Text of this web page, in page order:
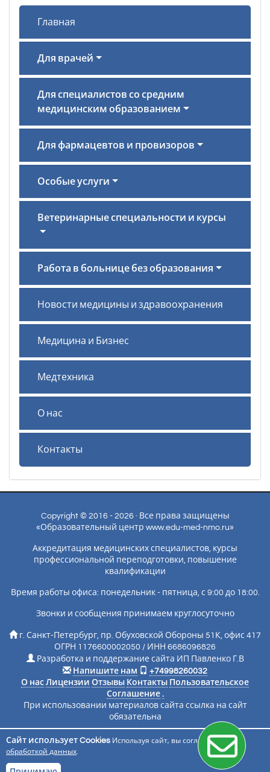
Главная
Для врачей
Для специалистов со средним
медицинским образованием
Для фармацевтов и провизоров
Особые услуги
Ветеринарные специальности и курсы
Работа в больнице без образования
Новости медицины и здравоохранения
Медицина и Бизнес
Медтехника
О нас
Контакты
Copyright © 2016 - 2026 · Все права защищены
«Образовательный центр www.edu-med-nmo.ru»
Аккредитация медицинских специалистов, курсы
профессиональной переподготовки, повышение
квалификации
Время работы офиса: понедельник - пятница, с 9:00 до 18:00.
Звонки и сообщения принимаем круглосуточно
г. Санкт-Петербург, пр. Обуховской Обороны 51К, офис 417
ОГРН 1176600002050 / ИНН 6686096826
Разработка и поддержание сайта ИП Павленко Г.В
Напишите нам
+74998260032
О нас Лицензии Отзывы Контакты Пользовательское
Соглашение .
При использовании материалов сайта ссылка на сайт
обязательна
Подписаться на новости
Сайт использует Cookies Используя сайт, вы соглашаетесь с
обработкой данных.